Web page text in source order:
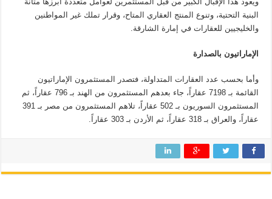
البنية التحتية، وتنوع المنتج العقاري المتاح، وقرار تملك غير المواطنين
والخليجيين للعقارات في إمارة الشارقة
الإماراتيون بالصدارة
وأما بحسب عدد العقارات المتداولة، فتصدر المستثمرون الإماراتيون
القائمة بـ 7198 عقاراً، جاء بعدهم المستثمرون من الهند بـ 796 عقاراً، ثم
المستثمرون السوريون بـ 502 عقاراً، تلاهم المستثمرون من مصر بـ 391
عقاراً، والعراق بـ 318 عقاراً، ثم الأردن بـ 303 عقاراً